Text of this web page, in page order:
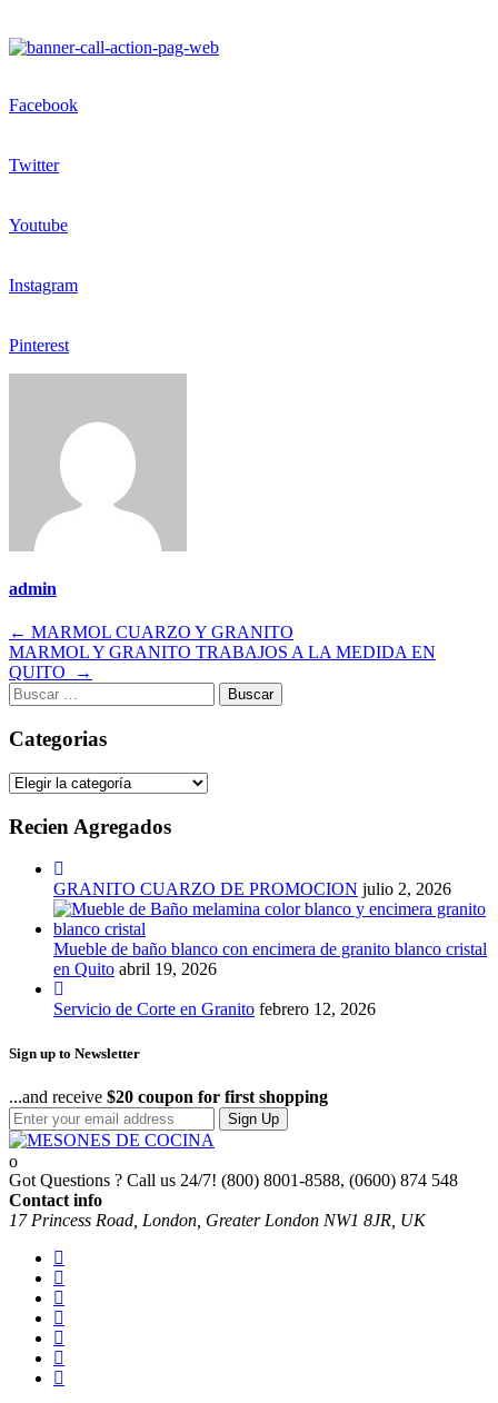
Facebook
Twitter
Youtube
Instagram
Pinterest
admin
Navegación
de
entradas
← MARMOL CUARZO Y GRANITO
MARMOL Y GRANITO TRABAJOS A LA MEDIDA EN
QUITO
→
Buscar:
Categorias
Categorias
Recien Agregados
GRANITO CUARZO DE PROMOCION julio 2, 2026
Mueble de baño blanco con encimera de granito blanco cristal
en Quito abril 19, 2026
Servicio de Corte en Granito febrero 12, 2026
Sign up to Newsletter
...and receive $20 coupon for first shopping
Sign Up
Got Questions ? Call us 24/7! (800) 8001-8588, (0600) 874 548
Contact info
17 Princess Road, London, Greater London NW1 8JR, UK